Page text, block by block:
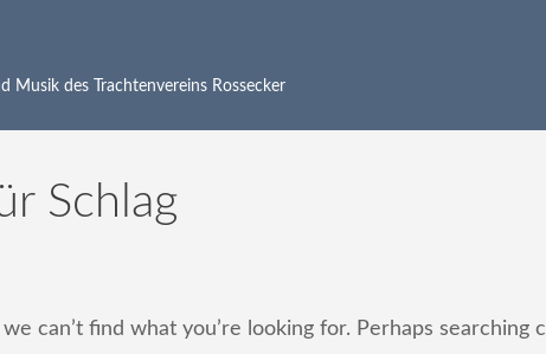
Musik des Trachtenvereins Rossecker
Schlag
we can’t find what you’re looking for. Perhaps searching